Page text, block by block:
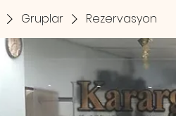
Gruplar Rezervasyon